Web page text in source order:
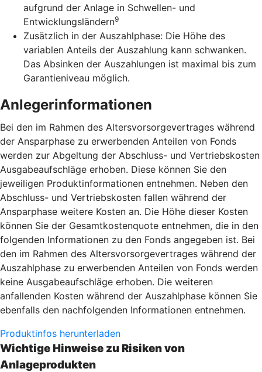
aufgrund der Anlage in Schwellen- und
Entwicklungsländern9
Zusätzlich in der Auszahlphase: Die Höhe des
variablen Anteils der Auszahlung kann schwanken.
Das Absinken der Auszahlungen ist maximal bis zum
Garantieniveau möglich.
Anlegerinformationen
Bei den im Rahmen des Altersvorsorgevertrages während
der Ansparphase zu erwerbenden Anteilen von Fonds
werden zur Abgeltung der Abschluss- und Vertriebskosten
Ausgabeaufschläge erhoben. Diese können Sie den
jeweiligen Produktinformationen entnehmen. Neben den
Abschluss- und Vertriebskosten fallen während der
Ansparphase weitere Kosten an. Die Höhe dieser Kosten
können Sie der Gesamtkostenquote entnehmen, die in den
folgenden Informationen zu den Fonds angegeben ist. Bei
den im Rahmen des Altersvorsorgevertrages während der
Auszahlphase zu erwerbenden Anteilen von Fonds werden
keine Ausgabeaufschläge erhoben. Die weiteren
anfallenden Kosten während der Auszahlphase können Sie
ebenfalls den nachfolgenden Informationen entnehmen.
Produktinfos herunterladen
Wichtige Hinweise zu Risiken von
Anlageprodukten